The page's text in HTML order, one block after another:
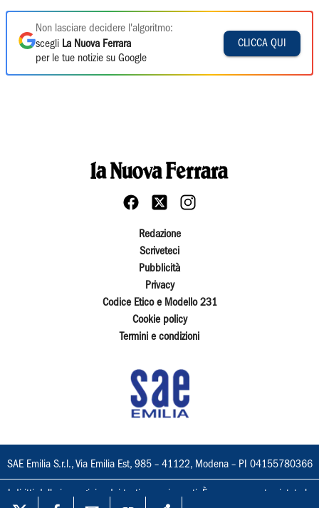
Non lasciare decidere l'algoritmo:
scegli La Nuova Ferrara
per le tue notizie su Google
CLICCA QUI
Redazione
Scriveteci
Pubblicità
Privacy
Codice Etico e Modello 231
Cookie policy
Termini e condizioni
SAE Emilia S.r.l., Via Emilia Est, 985 – 41122, Modena – PI 04155780366
I diritti delle immagini e dei testi sono riservati. È espressamente vietata la